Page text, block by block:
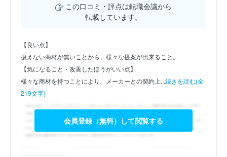
この口コミ・評点は転職会議から
転載しています。
【良い点】
扱えない商材が無いことから、様々な提案が出来ること。
【気になること・改善したほうがいい点】
様々な商材を持つことにより、メーカーとの契約上...続きを読む(全
219文字)
会員登録（無料）して閲覧する